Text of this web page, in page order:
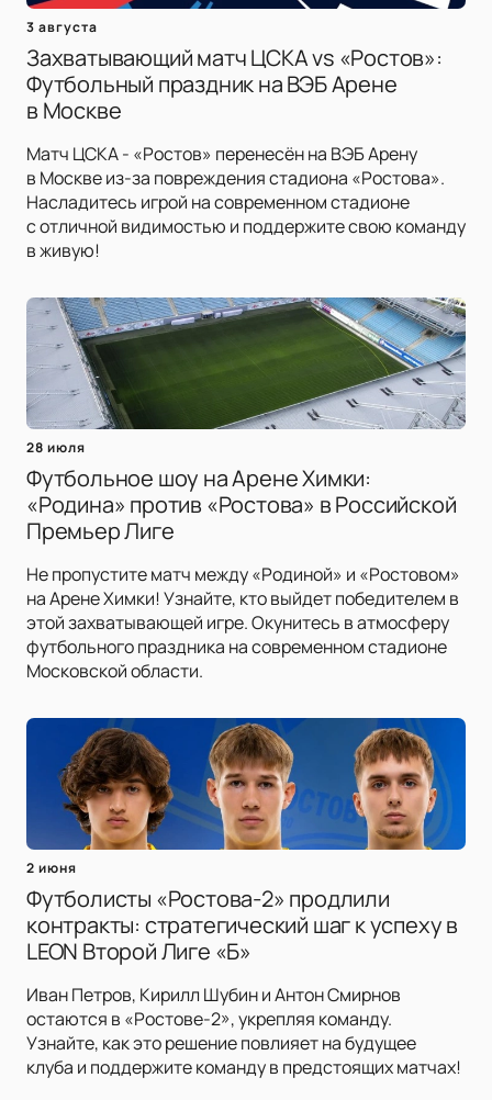
3 августа
Захватывающий матч ЦСКА vs «Ростов»:
Футбольный праздник на ВЭБ Арене
в Москве
Матч ЦСКА - «Ростов» перенесён на ВЭБ Арену
в Москве из-за повреждения стадиона «Ростова».
Насладитесь игрой на современном стадионе
с отличной видимостью и поддержите свою команду
в живую!
28 июля
Футбольное шоу на Арене Химки:
«Родина» против «Ростова» в Российской
Премьер Лиге
Не пропустите матч между «Родиной» и «Ростовом»
на Арене Химки! Узнайте, кто выйдет победителем в
этой захватывающей игре. Окунитесь в атмосферу
футбольного праздника на современном стадионе
Московской области.
2 июня
Футболисты «Ростова-2» продлили
контракты: стратегический шаг к успеху в
LEON Второй Лиге «Б»
Иван Петров, Кирилл Шубин и Антон Смирнов
остаются в «Ростове-2», укрепляя команду.
Узнайте, как это решение повлияет на будущее
клуба и поддержите команду в предстоящих матчах!